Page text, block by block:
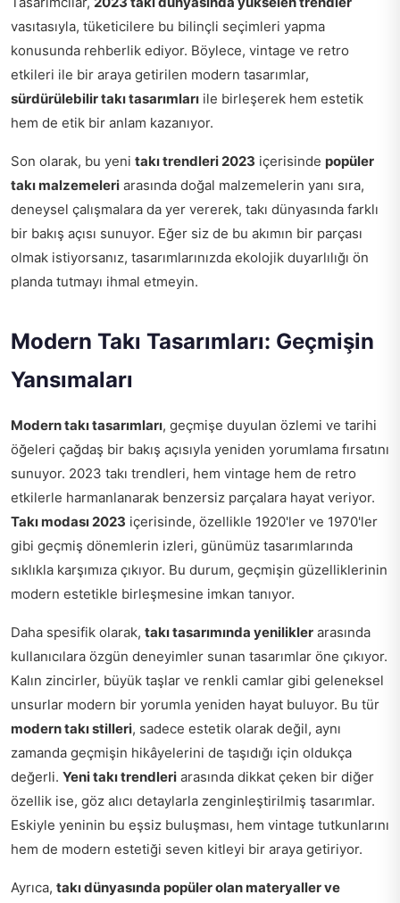
vasıtasıyla, tüketicilere bu bilinçli seçimleri yapma
konusunda rehberlik ediyor. Böylece, vintage ve retro
etkileri ile bir araya getirilen modern tasarımlar,
sürdürülebilir takı tasarımları ile birleşerek hem estetik
hem de etik bir anlam kazanıyor.
Son olarak, bu yeni takı trendleri 2023 içerisinde popüler
takı malzemeleri arasında doğal malzemelerin yanı sıra,
deneysel çalışmalara da yer vererek, takı dünyasında farklı
bir bakış açısı sunuyor. Eğer siz de bu akımın bir parçası
olmak istiyorsanız, tasarımlarınızda ekolojik duyarlılığı ön
planda tutmayı ihmal etmeyin.
Modern Takı Tasarımları: Geçmişin
Yansımaları
Modern takı tasarımları, geçmişe duyulan özlemi ve tarihi
öğeleri çağdaş bir bakış açısıyla yeniden yorumlama fırsatını
sunuyor. 2023 takı trendleri, hem vintage hem de retro
etkilerle harmanlanarak benzersiz parçalara hayat veriyor.
Takı modası 2023 içerisinde, özellikle 1920'ler ve 1970'ler
gibi geçmiş dönemlerin izleri, günümüz tasarımlarında
sıklıkla karşımıza çıkıyor. Bu durum, geçmişin güzelliklerinin
modern estetikle birleşmesine imkan tanıyor.
Daha spesifik olarak, takı tasarımında yenilikler arasında
kullanıcılara özgün deneyimler sunan tasarımlar öne çıkıyor.
Kalın zincirler, büyük taşlar ve renkli camlar gibi geleneksel
unsurlar modern bir yorumla yeniden hayat buluyor. Bu tür
modern takı stilleri, sadece estetik olarak değil, aynı
zamanda geçmişin hikâyelerini de taşıdığı için oldukça
değerli. Yeni takı trendleri arasında dikkat çeken bir diğer
özellik ise, göz alıcı detaylarla zenginleştirilmiş tasarımlar.
Eskiyle yeninin bu eşsiz buluşması, hem vintage tutkunlarını
hem de modern estetiği seven kitleyi bir araya getiriyor.
Ayrıca, takı dünyasında popüler olan materyaller ve